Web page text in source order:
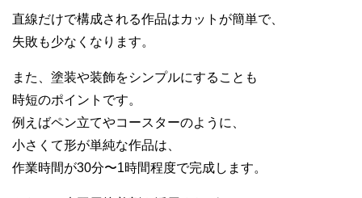
直線だけで構成される作品はカットが簡単で、
失敗も少なくなります。
また、塗装や装飾をシンプルにすることも
時短のポイントです。
例えばペン立てやコースターのように、
小さくて形が単純な作品は、
作業時間が30分〜1時間程度で完成します。